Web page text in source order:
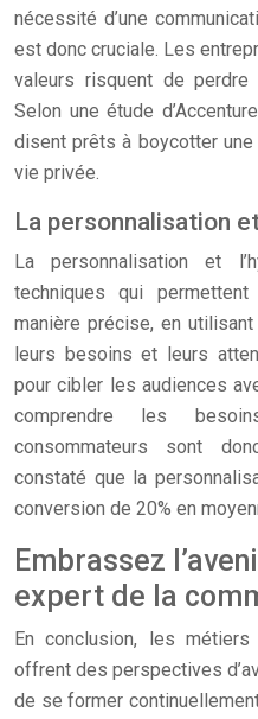
nécessité d’une
est donc cruciale. Les
valeurs risquent de
Selon une étude
disent prêts à boycotter
vie privée.
La personnalisation
La personnalisation et
techniques qui
manière précise, en
leurs besoins et leurs
pour cibler les audiences
comprendre les
consommateurs sont
constaté que la
conversion de 20% en
Embrassez
expert de la
En conclusion, les
offrent des perspectives
de se former